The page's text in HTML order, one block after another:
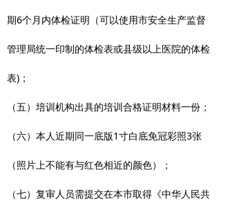
期6个月内体检证明（可以使用市安全生产监督
管理局统一印制的体检表或县级以上医院的体检
表)；
（五）培训机构出具的培训合格证明材料一份；
（六）本人近期同一底版1寸白底免冠彩照3张
（照片上不能有与红色相近的颜色）；
（七）复审人员需提交在本市取得《中华人民共